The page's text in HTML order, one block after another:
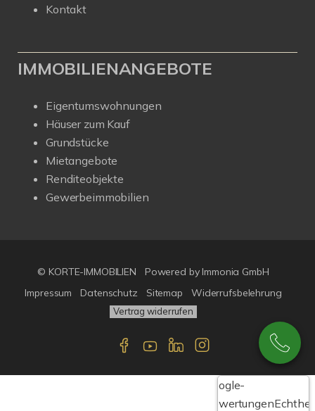
Kontakt
IMMOBILIENANGEBOTE
Eigentumswohnungen
Häuser zum Kauf
Grundstücke
Mietangebote
Renditeobjekte
Gewerbeimmobilien
© KORTE-IMMOBILIEN
Powered by Immonia GmbH
Impressum
Datenschutz Sitemap Widerrufsbelehrung
Vertrag widerrufen
Google-
Bewertungen